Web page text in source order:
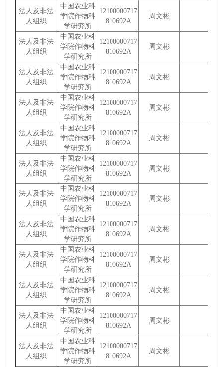
法人及非法
人组织
中国农业科
学院作物科
学研究所
12100000717
810692A
周文彬
法人及非法
人组织
中国农业科
学院作物科
学研究所
12100000717
810692A
周文彬
法人及非法
人组织
中国农业科
学院作物科
学研究所
12100000717
810692A
周文彬
法人及非法
人组织
中国农业科
学院作物科
学研究所
12100000717
810692A
周文彬
法人及非法
人组织
中国农业科
学院作物科
学研究所
12100000717
810692A
周文彬
法人及非法
人组织
中国农业科
学院作物科
学研究所
12100000717
810692A
周文彬
法人及非法
人组织
中国农业科
学院作物科
学研究所
12100000717
810692A
周文彬
法人及非法
人组织
中国农业科
学院作物科
学研究所
12100000717
810692A
周文彬
法人及非法
人组织
中国农业科
学院作物科
学研究所
12100000717
810692A
周文彬
法人及非法
人组织
中国农业科
学院作物科
学研究所
12100000717
810692A
周文彬
法人及非法
人组织
中国农业科
学院作物科
学研究所
12100000717
810692A
周文彬
法人及非法
人组织
中国农业科
学院作物科
学研究所
12100000717
810692A
周文彬